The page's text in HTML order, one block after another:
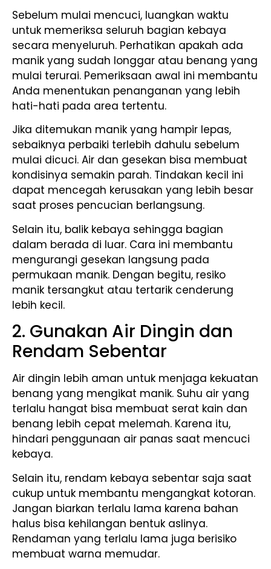
Sebelum mulai mencuci, luangkan waktu
untuk memeriksa seluruh bagian kebaya
secara menyeluruh. Perhatikan apakah ada
manik yang sudah longgar atau benang yang
mulai terurai. Pemeriksaan awal ini membantu
Anda menentukan penanganan yang lebih
hati-hati pada area tertentu.
Jika ditemukan manik yang hampir lepas,
sebaiknya perbaiki terlebih dahulu sebelum
mulai dicuci. Air dan gesekan bisa membuat
kondisinya semakin parah. Tindakan kecil ini
dapat mencegah kerusakan yang lebih besar
saat proses pencucian berlangsung.
Selain itu, balik kebaya sehingga bagian
dalam berada di luar. Cara ini membantu
mengurangi gesekan langsung pada
permukaan manik. Dengan begitu, resiko
manik tersangkut atau tertarik cenderung
lebih kecil.
2. Gunakan Air Dingin dan
Rendam Sebentar
Air dingin lebih aman untuk menjaga kekuatan
benang yang mengikat manik. Suhu air yang
terlalu hangat bisa membuat serat kain dan
benang lebih cepat melemah. Karena itu,
hindari penggunaan air panas saat mencuci
kebaya.
Selain itu, rendam kebaya sebentar saja saat
cukup untuk membantu mengangkat kotoran.
Jangan biarkan terlalu lama karena bahan
halus bisa kehilangan bentuk aslinya.
Rendaman yang terlalu lama juga berisiko
membuat warna memudar.